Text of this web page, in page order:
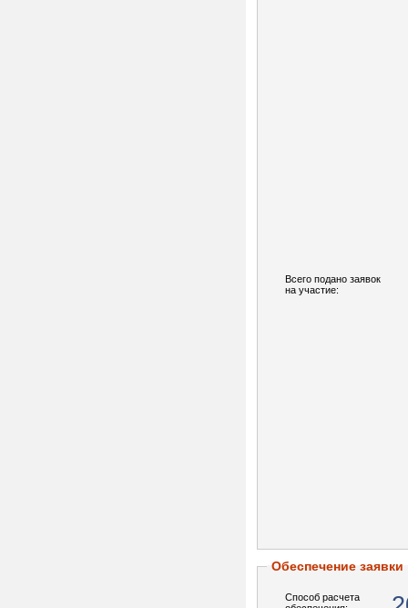
Всего подано заявок
на участие:
Обеспечение заявки
Способ расчета